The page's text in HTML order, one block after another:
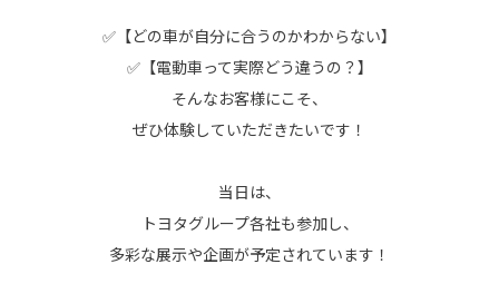
✅【どの車が自分に合うのかわからない】
✅【電動車って実際どう違うの？】
そんなお客様にこそ、
ぜひ体験していただきたいです！
当日は、
トヨタグループ各社も参加し、
多彩な展示や企画が予定されています！